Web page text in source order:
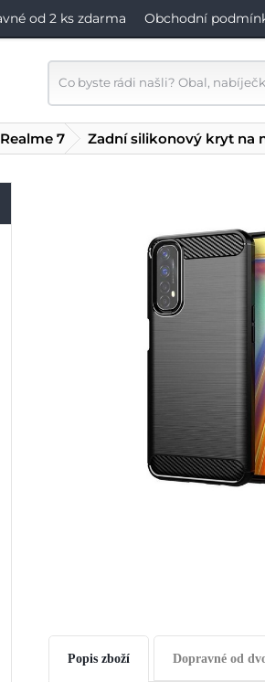
od 2 ks zdarma Obchodní
7 Zadní silikonový kryt na
Popis zboží Dopravné od